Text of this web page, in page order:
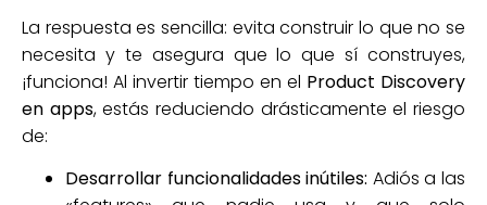
La respuesta es sencilla: evita construir lo que no se
necesita y te asegura que lo que sí construyes,
¡funciona! Al invertir tiempo en el Product Discovery
en apps, estás reduciendo drásticamente el riesgo
de:
Desarrollar funcionalidades inútiles: Adiós a las